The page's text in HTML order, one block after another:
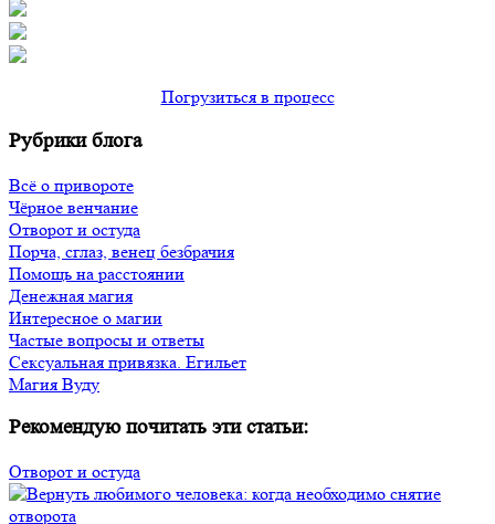
Погрузиться в процесс
Рубрики блога
Всё о привороте
Чёрное венчание
Отворот и остуда
Порча, сглаз, венец безбрачия
Помощь на расстоянии
Денежная магия
Интересное о магии
Частые вопросы и ответы
Сексуальная привязка. Егильет
Магия Вуду
Рекомендую почитать эти статьи:
Отворот и остуда